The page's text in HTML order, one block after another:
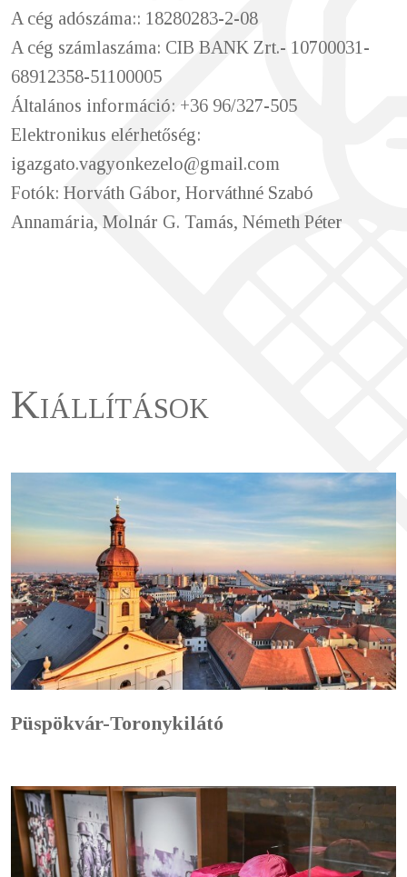
A cég adószáma:: 18280283-2-08
A cég számlaszáma: CIB BANK Zrt.- 10700031-
68912358-51100005
Általános információ: +36 96/327-505
Elektronikus elérhetőség:
igazgato.vagyonkezelo@gmail.com
Fotók: Horváth Gábor, Horváthné Szabó
Annamária, Molnár G. Tamás, Németh Péter
Kiállítások
Püspökvár-Toronykilátó